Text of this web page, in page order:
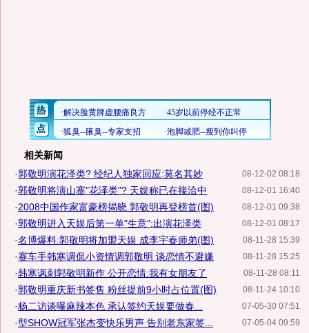
相关新闻
08-12-02 08:18
·郭敬明演花泽类? 经纪人独家回应:莫名其妙
08-12-01 16:40
·郭敬明将演山寨"花泽类"? 天娱称已在接洽中
08-12-01 09:38
·2008中国作家富豪榜揭晓 郭敬明再登榜首(图)
08-12-01 08:17
·郭敬明进入天娱后第一单"生意":出演花泽类
08-11-28 15:39
·名博爆料:郭敬明将加盟天娱 成李宇春师弟(图)
08-11-28 15:25
·赛车手韩寒调侃小资情调郭敬明 谈恋情不避嫌
08-11-28 08:11
·韩寒讽刺郭敬明新作 公开恋情:我有女朋友了
08-11-24 10:10
·郭敬明重庆新书签售 粉丝提前9小时占位置(图)
07-05-30 07:51
·杨二访谈曝麻辣本色 承认签约天娱要做春...
07-05-04 09:59
·型SHOW冠军张杰变快乐男声 告别老东家签...